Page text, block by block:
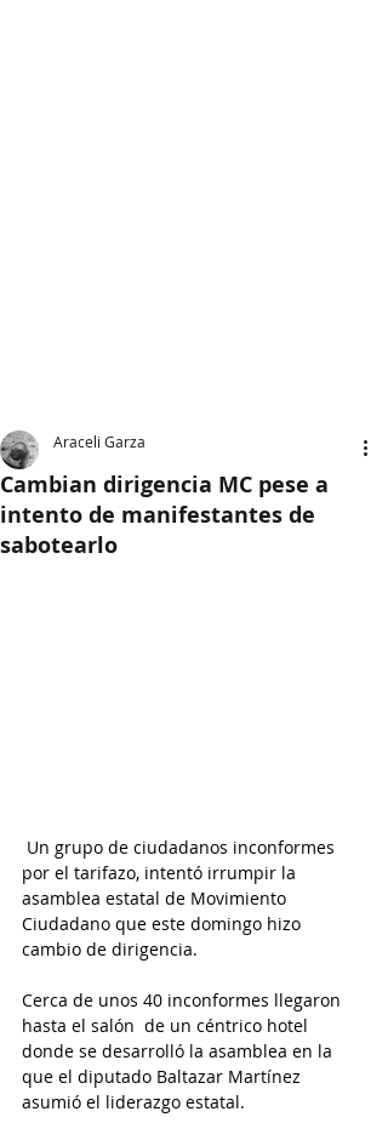
Cambian dirigencia MC pese a
intento de manifestantes de
sabotearlo
Araceli Garza
Un grupo de ciudadanos inconformes
por el tarifazo, intentó irrumpir la
asamblea estatal de Movimiento
Ciudadano que este domingo hizo
cambio de dirigencia.
Cerca de unos 40 inconformes llegaron
hasta el salón  de un céntrico hotel
donde se desarrolló la asamblea en la
que el diputado Baltazar Martínez
asumió el liderazgo estatal.